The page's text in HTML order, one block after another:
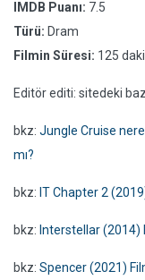
IMDB Puanı: 7.5
Türü: Dram
Filmin Süresi: 125
Editör editi: sitedeki
bkz: Jungle Cruise
mı?
bkz: IT Chapter 2
bkz: Interstellar (2014)
bkz: Spencer (2021)